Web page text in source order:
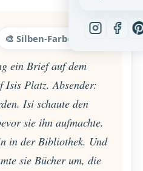
🎨 Silben-Farben
ein Brief auf dem
Platz. Absender:
Isi schaute den
sie ihn aufmachte.
in der Bibliothek. Und
sie Bücher um, die